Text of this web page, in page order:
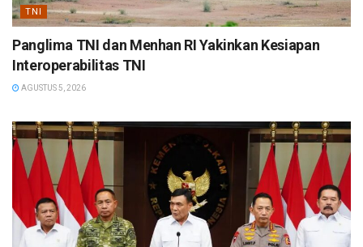
TNI
Panglima TNI dan Menhan RI Yakinkan Kesiapan
Interoperabilitas TNI
AGUSTUS 5, 2026